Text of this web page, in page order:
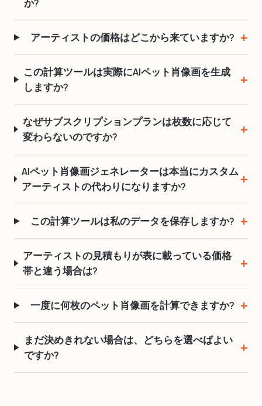
アーティストの価格はどこから来ていますか?
この計算ツールは実際にAIペット肖像画を生成
しますか?
なぜサブスクリプションプランは枚数に応じて
変わらないのですか?
AIペット肖像画ジェネレーターは本当にカスタム
アーティストの代わりになりますか?
この計算ツールは私のデータを保存しますか?
アーティストの見積もりが表に載っている価格
帯と違う場合は?
一度に何枚のペット肖像画を計算できますか?
まだ決めきれない場合は、どちらを選べばよい
ですか?